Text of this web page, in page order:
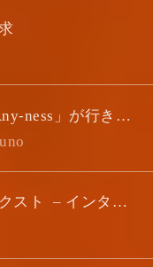
「中途半端な分かり方⇄Any-ness」が行き来するスカスカな管
スト
インターフェイスの途上で